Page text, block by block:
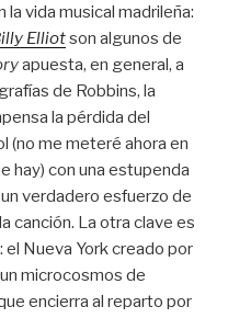
vida musical madrileña:
Elliotson algunos de
apuesta, en general, a
de Robbins, la
la pérdida del
(no me meteré ahora en
hay) con una estupenda
un verdadero esfuerzo de
canción. La otra clave es
Nueva York creado por
microcosmos de
encierra al reparto por